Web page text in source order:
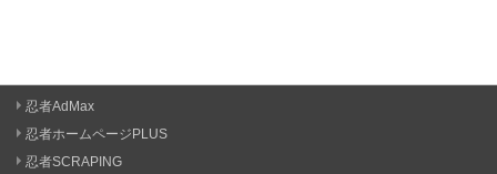
忍者AdMax
忍者ホームページPLUS
忍者SCRAPING